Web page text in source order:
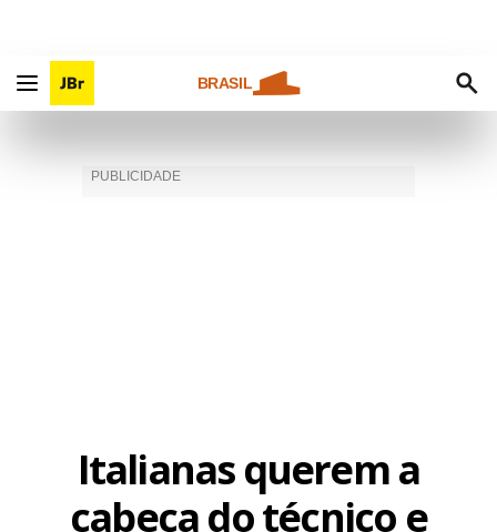
BRASIL
Italianas querem a
cabeça do técnico e